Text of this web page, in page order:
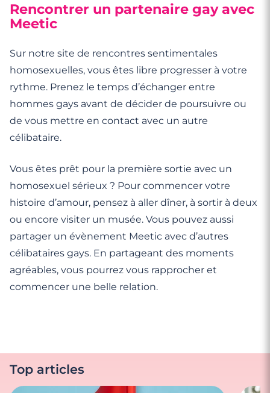
Rencontrer un partenaire gay avec
Meetic
Sur notre site de rencontres sentimentales
homosexuelles, vous êtes libre progresser à votre
rythme. Prenez le temps d’échanger entre
hommes gays avant de décider de poursuivre ou
de vous mettre en contact avec un autre
célibataire.
Vous êtes prêt pour la première sortie avec un
homosexuel sérieux ? Pour commencer votre
histoire d’amour, pensez à aller dîner, à sortir à deux
ou encore visiter un musée. Vous pouvez aussi
partager un évènement Meetic avec d’autres
célibataires gays. En partageant des moments
agréables, vous pourrez vous rapprocher et
commencer une belle relation.
Top articles